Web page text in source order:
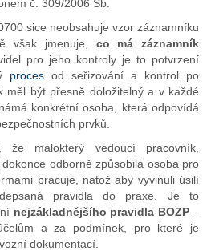
č. 309/2006 Sb.
sice neobsahuje vzor záznamníku
však jmenuje, co má záznamník
pro jeho kontroly je to potvrzení
proces od seřizování a kontrol po
měl být přesně doložitelný a v každé
konkrétní osoba, která odpovídá
prvků.
že málokterý vedoucí pracovník,
odborně způsobilá osoba pro
pracuje, natož aby vyvinuli úsilí
pravidla do praxe. Je to
nejzákladnějšího pravidla BOZP–
a za podmínek, pro které je
dokumentací.